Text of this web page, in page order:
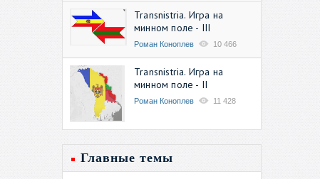
Transnistria. Игра на
минном поле - III
Роман Коноплев 10 466
Transnistria. Игра на
минном поле - II
Роман Коноплев 11 428
Главные темы